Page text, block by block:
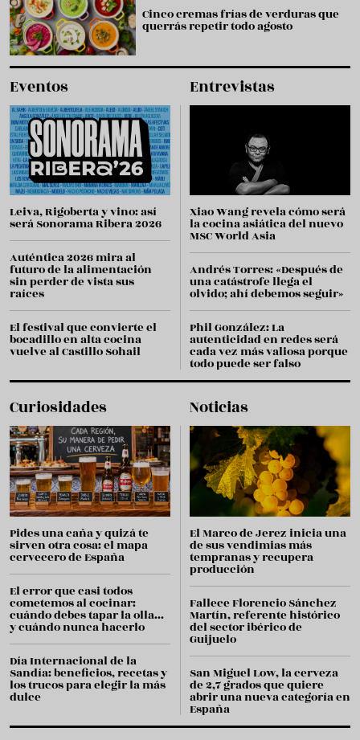
Cinco cremas frías de verduras que
querrás repetir todo agosto
Eventos
Leiva, Rigoberta y vino: así
será Sonorama Ribera 2026
Auténtica 2026 mira al
futuro de la alimentación
sin perder de vista sus
raíces
El festival que convierte el
bocadillo en alta cocina
vuelve al Castillo Sohail
Entrevistas
Xiao Wang revela cómo será
la cocina asiática del nuevo
MSC World Asia
Andrés Torres: «Después de
una catástrofe llega el
olvido; ahí debemos seguir»
Phil González: La
autenticidad en redes será
cada vez más valiosa porque
todo puede ser falso
Curiosidades
Pides una caña y quizá te
sirven otra cosa: el mapa
cervecero de España
El error que casi todos
cometemos al cocinar:
cuándo debes tapar la olla...
y cuándo nunca hacerlo
Día Internacional de la
Sandía: beneficios, recetas y
los trucos para elegir la más
dulce
Noticias
El Marco de Jerez inicia una
de sus vendimias más
tempranas y recupera
producción
Fallece Florencio Sánchez
Martín, referente histórico
del sector ibérico de
Guijuelo
San Miguel Low, la cerveza
de 2,7 grados que quiere
abrir una nueva categoría en
España